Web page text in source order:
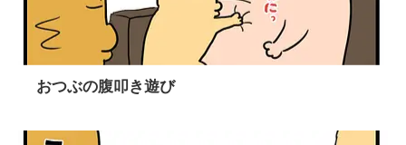
おつぶの腹叩き遊び